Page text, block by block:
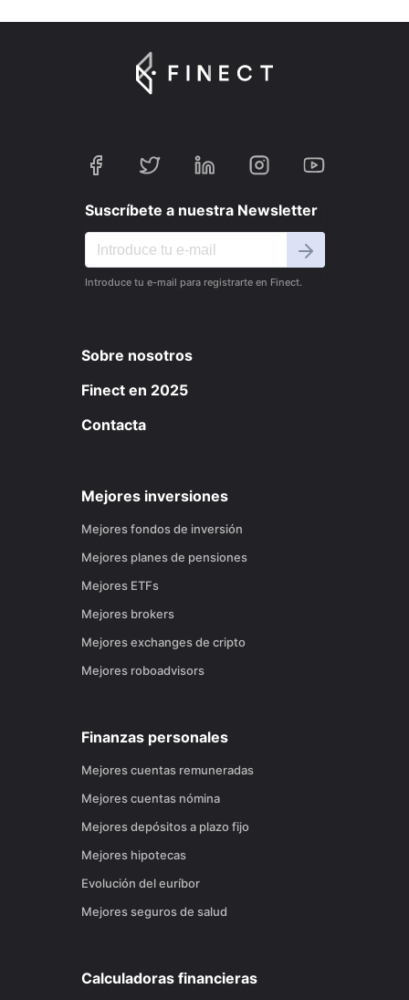
Suscríbete a nuestra Newsletter
Introduce tu e-mail para registrarte en Finect.
Sobre nosotros
Finect en 2025
Contacta
Mejores inversiones
Mejores fondos de inversión
Mejores planes de pensiones
Mejores ETFs
Mejores brokers
Mejores exchanges de cripto
Mejores roboadvisors
Finanzas personales
Mejores cuentas remuneradas
Mejores cuentas nómina
Mejores depósitos a plazo fijo
Mejores hipotecas
Evolución del euríbor
Mejores seguros de salud
Calculadoras financieras